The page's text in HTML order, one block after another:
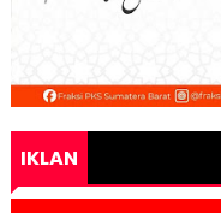
IKLAN